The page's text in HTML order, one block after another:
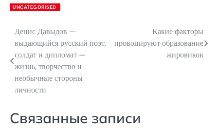
UNCATEGORISED
Навигация
по
записям
Денис Давыдов —
выдающийся русский поэт,
солдат и дипломат —
жизнь, творчество и
необычные стороны
личности
Какие факторы
провоцируют образование
жировиков
Связанные записи